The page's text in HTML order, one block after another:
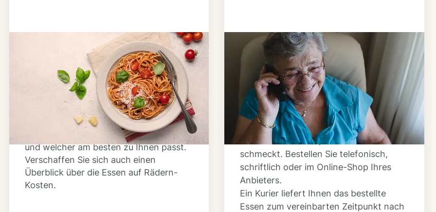
Schritt 2
Anbieter finden
Nutzen Sie unsere große Mahlzeiten-
Dienst-Suche, um herauszufinden,
welche Anbieter es in Ihrer Region gibt
und welcher am besten zu Ihnen passt.
Verschaffen Sie sich auch einen
Überblick über die Essen auf Rädern-
Kosten.
Schritt 3
Bestellen & liefern
lassen
Suchen Sie sich aus dem Speiseplan
Ihres Anbieters aus, was Ihnen
schmeckt. Bestellen Sie telefonisch,
schriftlich oder im Online-Shop Ihres
Anbieters.
Ein Kurier liefert Ihnen das bestellte
Essen zum vereinbarten Zeitpunkt nach